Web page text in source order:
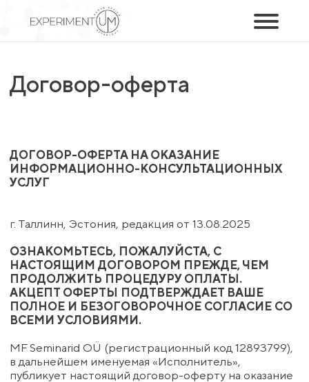
г. Таллинн, Эстония, редакция от 13.08.2025
ОЗНАКОМЬТЕСЬ, ПОЖАЛУЙСТА, С
НАСТОЯЩИМ ДОГОВОРОМ ПРЕЖДЕ, ЧЕМ
ПОЛНОЕ И БЕЗОГОВОРОЧНОЕ СОГЛАСИЕ СО
ВСЕМИ УСЛОВИЯМИ.
MF Seminarid OÜ (регистрационный код 12893799),
в дальнейшем именуемая «Исполнитель»,
публикует настоящий договор-оферту на оказание
информационно-консультационных услуг. Данный
договор является публичным предложением
(офертой) в адрес физических лиц (далее —
«Заказчик»), которые принимают его условия путем
оплаты услуг Исполнителя.
на приобретение услуг через сайт
experimentum.eu, по электронной почте, телефону
или мессенджерам (например, WhatsApp, Telegram,
Instagram).